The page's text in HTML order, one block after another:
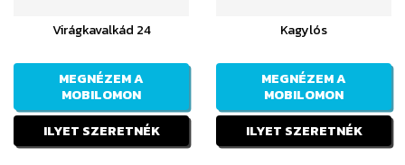
Virágkavalkád 24
MEGNÉZEM A
MOBILOMON
ILYET SZERETNÉK
Kagylós
MEGNÉZEM A
MOBILOMON
ILYET SZERETNÉK